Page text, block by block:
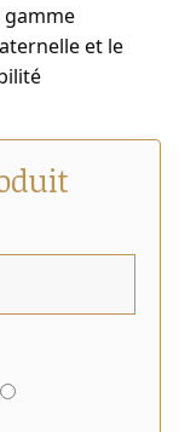
gamme
et le